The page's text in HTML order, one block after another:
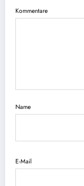
Kommentare
Name
E-Mail